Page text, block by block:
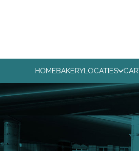
HOMEBAKERYLOCATIES